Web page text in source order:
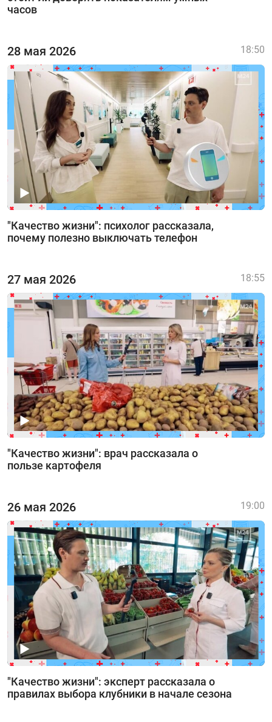
часов
28 мая 2026
"Качество жизни": психолог рассказала,
почему полезно выключать телефон
18:50
27 мая 2026
"Качество жизни": врач рассказала о
пользе картофеля
18:55
26 мая 2026
"Качество жизни": эксперт рассказала о
правилах выбора клубники в начале сезона
19:00